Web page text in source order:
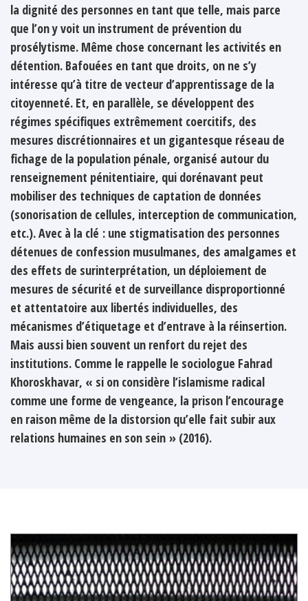
la dignité des personnes en tant que telle, mais parce
que l’on y voit un instrument de prévention du
prosélytisme. Même chose concernant les activités en
détention. Bafouées en tant que droits, on ne s’y
intéresse qu’à titre de vecteur d’apprentissage de la
citoyenneté. Et, en parallèle, se développent des
régimes spécifiques extrêmement coercitifs, des
mesures discrétionnaires et un gigantesque réseau de
fichage de la population pénale, organisé autour du
renseignement pénitentiaire, qui dorénavant peut
mobiliser des techniques de captation de données
(sonorisation de cellules, interception de communication,
etc.). Avec à la clé : une stigmatisation des personnes
détenues de confession musulmanes, des amalgames et
des effets de surinterprétation, un déploiement de
mesures de sécurité et de surveillance disproportionné
et attentatoire aux libertés individuelles, des
mécanismes d’étiquetage et d’entrave à la réinsertion.
Mais aussi bien souvent un renfort du rejet des
institutions. Comme le rappelle le sociologue Fahrad
Khoroskhavar, « si on considère l’islamisme radical
comme une forme de vengeance, la prison l’encourage
en raison même de la distorsion qu’elle fait subir aux
relations humaines en son sein » (2016).